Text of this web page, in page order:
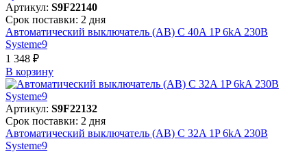
Артикул: S9F22140
Срок поставки: 2 дня
Автоматический выключатель (АВ) C 40A 1P 6kA 230В
Systeme9
1 348 ₽
В корзинy
Артикул: S9F22132
Срок поставки: 2 дня
Автоматический выключатель (АВ) C 32A 1P 6kA 230В
Systeme9